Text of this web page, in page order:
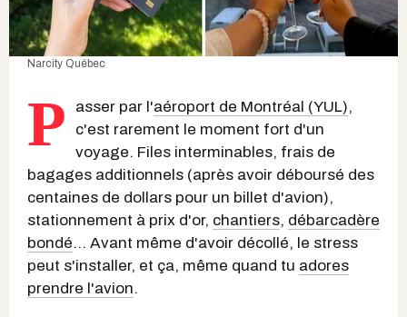
Narcity Québec
P asser par l'aéroport de Montréal (YUL),
c'est rarement le moment fort d'un
voyage. Files interminables, frais de
bagages additionnels (après avoir déboursé des
centaines de dollars pour un billet d'avion),
stationnement à prix d'or, chantiers, débarcadère
bondé… Avant même d'avoir décollé, le stress
peut s'installer, et ça, même quand tu adores
prendre l'avion.